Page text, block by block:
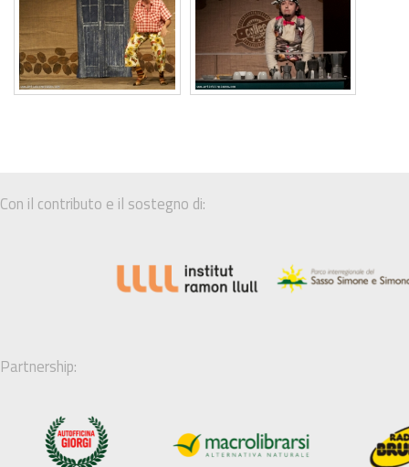
Con il contributo e il sostegno di:
Partnership: